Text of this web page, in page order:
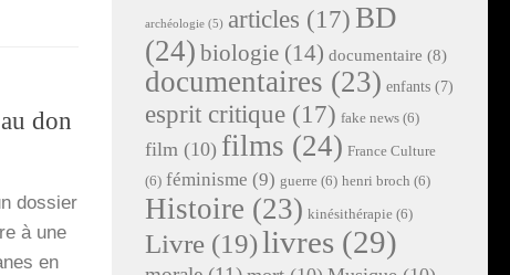
don
dos­sier
à une
en
archéologie (5) articles (17) BD
(24) biologie (14) documentaire (8)
documentaires (23) enfants (7)
esprit critique (17) fake news (6)
film (10) films (24) France Culture
(6) féminisme (9) guerre (6) henri broch (6)
Histoire (23) kinésithérapie (6)
Livre (19)livres (29)